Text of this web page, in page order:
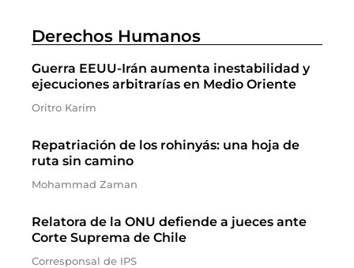
Derechos Humanos
Guerra EEUU-Irán aumenta inestabilidad y
ejecuciones arbitrarías en Medio Oriente
Oritro Karim
Repatriación de los rohinyás: una hoja de
ruta sin camino
Mohammad Zaman
Relatora de la ONU defiende a jueces ante
Corte Suprema de Chile
Corresponsal de IPS